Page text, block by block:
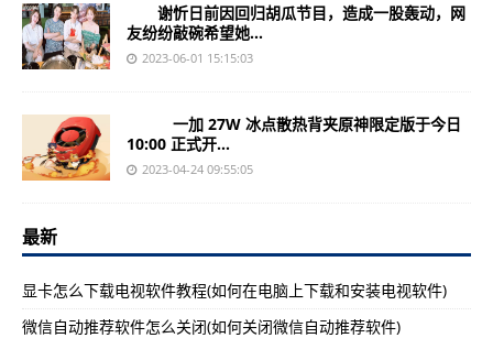
谢忻日前因回归胡瓜节目，造成一股轰动，网
友纷纷敲碗希望她...
2023-06-01 15:15:03
一加 27W 冰点散热背夹原神限定版于今日
10:00 正式开...
2023-04-24 09:55:05
最新
显卡怎么下载电视软件教程(如何在电脑上下载和安装电视软件)
微信自动推荐软件怎么关闭(如何关闭微信自动推荐软件)